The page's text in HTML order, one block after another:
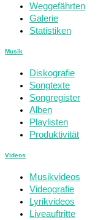
Weggefährten
Galerie
Statistiken
Musik
Diskografie
Songtexte
Songregister
Alben
Playlisten
Produktivität
Videos
Musikvideos
Videografie
Lyrikvideos
Liveauftritte